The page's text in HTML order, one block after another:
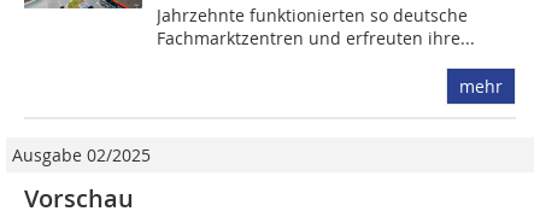
Jahrzehnte funktionierten so deutsche
Fachmarktzentren und erfreuten ihre...
mehr
Ausgabe 02/2025
Vorschau